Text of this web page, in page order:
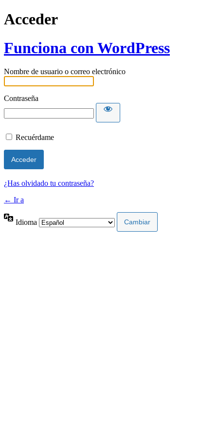
Acceder
Funciona con WordPress
Nombre de usuario o correo electrónico
Contraseña
Recuérdame
¿Has olvidado tu contraseña?
← Ir a
Idioma